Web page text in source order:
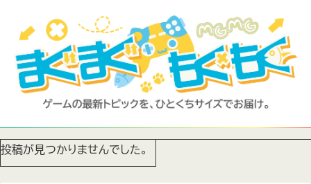
投稿が見つかりませんでした。